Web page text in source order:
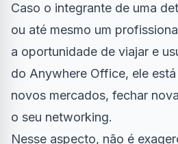
Caso o integrante de uma
ou até mesmo um
a oportunidade de viajar e
do Anywhere Office, ele
novos mercados, fechar
o seu networking.
Nesse aspecto, não é